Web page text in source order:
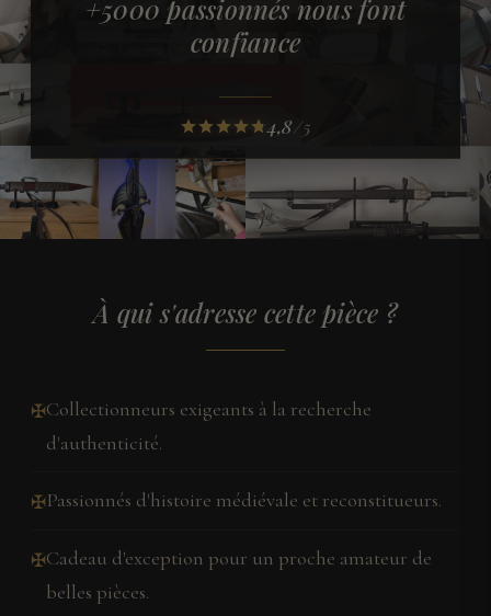
+5000 passionnés nous font
confiance
4,8/5
À qui s'adresse cette pièce ?
✠Collectionneurs exigeants à la recherche
d'authenticité.
✠Passionnés d'histoire médiévale et reconstitueurs.
✠Cadeau d'exception pour un proche amateur de
belles pièces.